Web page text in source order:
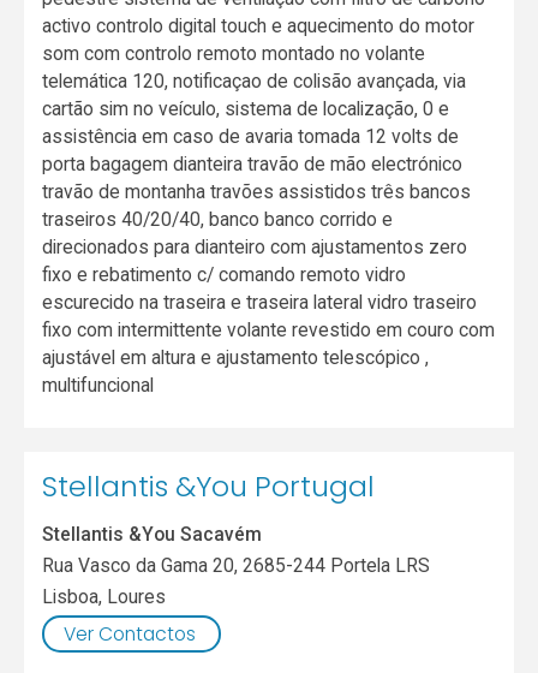
activo controlo digital touch e aquecimento do motor
som com controlo remoto montado no volante
telemática 120, notificaçao de colisão avançada, via
cartão sim no veículo, sistema de localização, 0 e
assistência em caso de avaria tomada 12 volts de
porta bagagem dianteira travão de mão electrónico
travão de montanha travões assistidos três bancos
traseiros 40/20/40, banco banco corrido e
direcionados para dianteiro com ajustamentos zero
fixo e rebatimento c/ comando remoto vidro
escurecido na traseira e traseira lateral vidro traseiro
fixo com intermittente volante revestido em couro com
ajustável em altura e ajustamento telescópico ,
multifuncional
Stellantis &You Portugal
Stellantis &You Sacavém
Rua Vasco da Gama 20, 2685-244 Portela LRS
Lisboa, Loures
Ver Contactos